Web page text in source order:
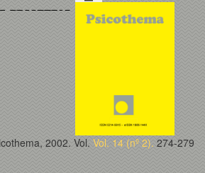
2002. Vol. Vol. 14 (nº 2). 274-279